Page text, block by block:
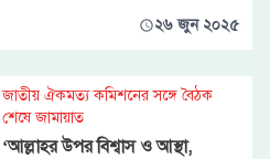
২৬ জুন ২০২৫
জাতীয় ঐকমত্য কমিশনের সঙ্গে বৈঠক
শেষে জামায়াত
‘আল্লাহর উপর বিশ্বাস ও আস্থা,